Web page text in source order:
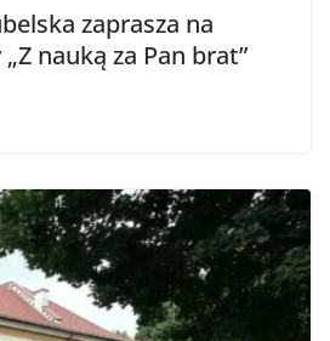
zaprasza na
nauką za Pan brat”